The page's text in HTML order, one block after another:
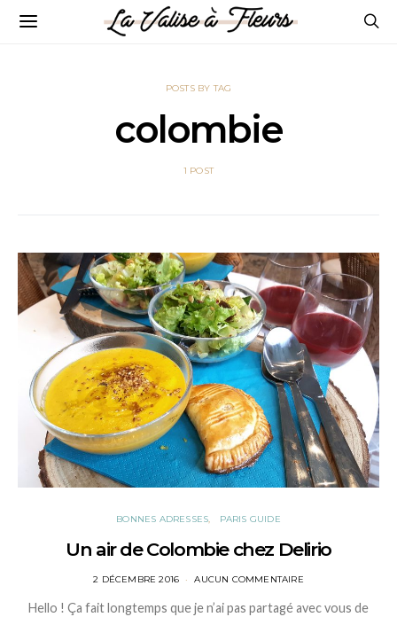
POSTS BY TAG
colombie
1 POST
BONNES ADRESSES PARIS GUIDE
Un air de Colombie chez Delirio
POSTED
2 DÉCEMBRE 2016 AUCUN COMMENTAIRE
Hello ! Ça fait longtemps que je n’ai pas partagé avec vous de